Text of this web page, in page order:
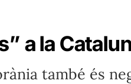
a la
també és